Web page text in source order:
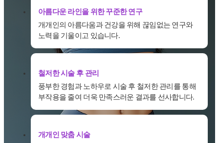
아름다운 라인을 위한 꾸준한 연구
개개인의 아름다움과 건강을 위해 끊임없는 연구와
노력을 기울이고 있습니다.
철저한 시술 후 관리
풍부한 경험과 노하우로 시술 후 철저한 관리를 통해
부작용을 줄여 더욱 만족스러운 결과를 선사합니다.
개개인 맞춤 시술